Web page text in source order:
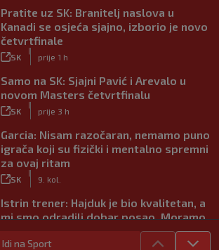
Pratite uz SK: Branitelj naslova u
Kanadi se osjeća sjajno, izborio je novo
četvrtfinale
SK prije 1 h
Samo na SK: Sjajni Pavić i Arevalo u
novom Masters četvrtfinalu
SK prije 3 h
Garcia: Nisam razočaran, nemamo puno
igrača koji su fizički i mentalno spremni
za ovaj ritam
SK 9. kol.
Istrin trener: Hajduk je bio kvalitetan, a
mi smo odradili dobar posao. Moramo
SK
|
9. kol.
Idi na Sport